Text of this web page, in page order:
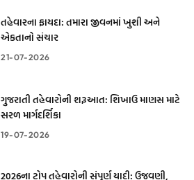
તહેવારના ફાયદા: તમારા જીવનમાં ખુશી અને
એકતાનો સંચાર
21-07-2026
ગુજરાતી તહેવારોની શરૂઆત: શિખાઉ માણસ માટે
સરળ માર્ગદર્શિકા
19-07-2026
2026ના ટોપ તહેવારોની સંપૂર્ણ યાદી: ઉજવણી,